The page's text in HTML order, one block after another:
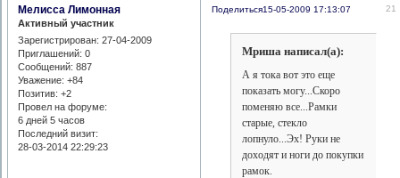
Поделиться 21
15-05-2009 17:13:07
Мелисса Лимонная
Активный участник
Зарегистрирован: 27-04-2009
Приглашений: 0
Сообщений: 887
Уважение: +84
Позитив: +2
Провел на форуме:
6 дней 5 часов
Последний визит:
28-03-2014 22:29:23
Мриша написал(а):
А я тока вот это еще
показать могу...Скоро
поменяю все...Рамки
старые, стекло
лопнуло...Эх! Руки не
доходят и ноги до покупки
рамок.